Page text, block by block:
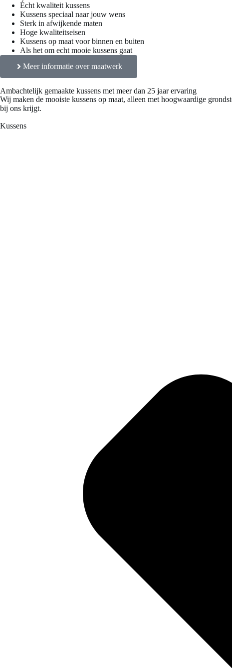
Écht kwaliteit kussens
Kussens speciaal naar jouw wens
Sterk in afwijkende maten
Hoge kwaliteitseisen
Kussens op maat voor binnen en buiten
Als het om echt mooie kussens gaat
Meer informatie over maatwerk
Ambachtelijk gemaakte kussens met meer dan 25 jaar ervaring
Wij maken de mooiste kussens op maat, alleen met hoogwaardige
bij ons krijgt.
Kussens